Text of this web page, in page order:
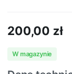
200,00 zł
W magazynie